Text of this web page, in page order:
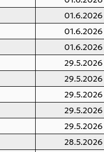
01.6.2026
01.6.2026
01.6.2026
29.5.2026
29.5.2026
29.5.2026
29.5.2026
29.5.2026
28.5.2026